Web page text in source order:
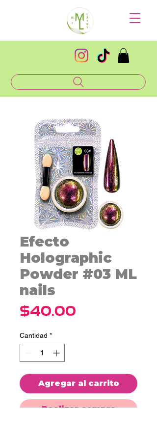
Efecto
Holographic
Powder #03 ML
nails
$40.00
Cantidad *
Agregar al carrito
Realizar compra